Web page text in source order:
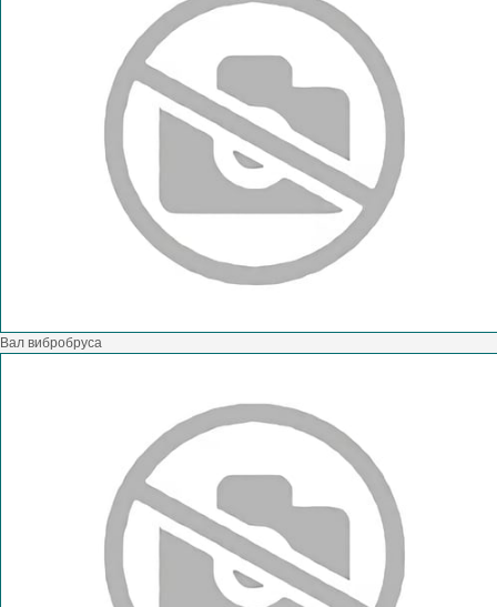
Вал вибробруса